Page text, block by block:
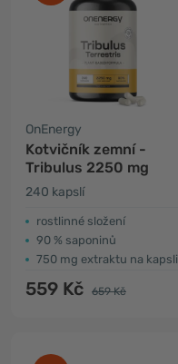
OnEnergy
Kotvičník zemní -
Tribulus 2250 mg
240 kapslí
rostlinné složení
90 % saponinů
750 mg extraktu na kapsli
559 Kč 659 Kč